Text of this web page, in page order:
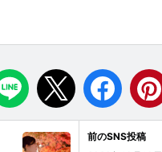
前のSNS投稿